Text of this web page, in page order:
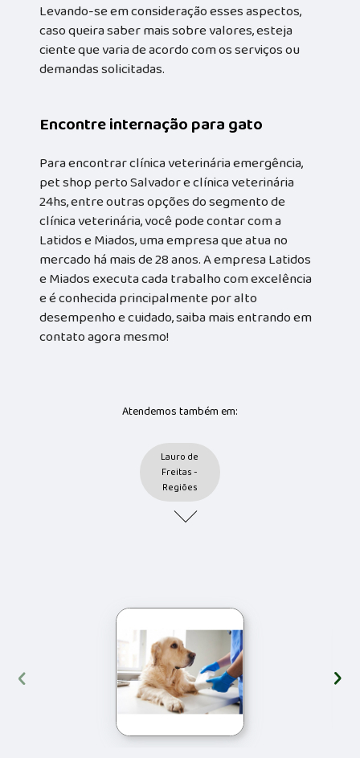
Levando-se em consideração esses aspectos,
caso queira saber mais sobre valores, esteja
ciente que varia de acordo com os serviços ou
demandas solicitadas.
Encontre internação para gato
Para encontrar clínica veterinária emergência,
pet shop perto Salvador e clínica veterinária
24hs, entre outras opções do segmento de
clínica veterinária, você pode contar com a
Latidos e Miados, uma empresa que atua no
mercado há mais de 28 anos. A empresa Latidos
e Miados executa cada trabalho com excelência
e é conhecida principalmente por alto
desempenho e cuidado, saiba mais entrando em
contato agora mesmo!
Atendemos também em:
Lauro de
Freitas -
Regiões
‹ ›